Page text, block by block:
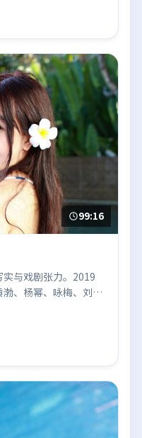
99:16
与戏剧张力。2019
、杨幂、咏梅、刘亦
，影像风格统一，配